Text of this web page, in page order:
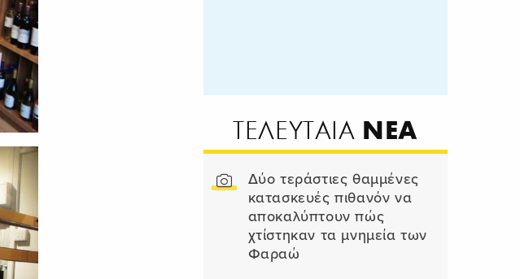
ΤΕΛΕΥΤΑΙΑ ΝΕΑ
Δύο τεράστιες θαμμένες
κατασκευές πιθανόν να
αποκαλύπτουν πώς
χτίστηκαν τα μνημεία των
Φαραώ